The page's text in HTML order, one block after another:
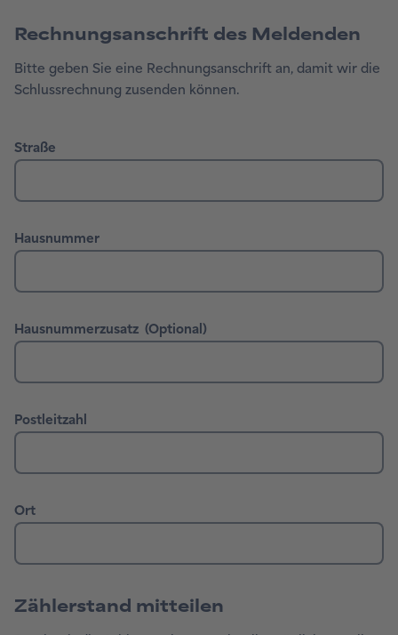
Rechnungsanschrift des Meldenden
Bitte geben Sie eine Rechnungsanschrift an, damit wir die
Schlussrechnung zusenden können.
Zählerstand mitteilen